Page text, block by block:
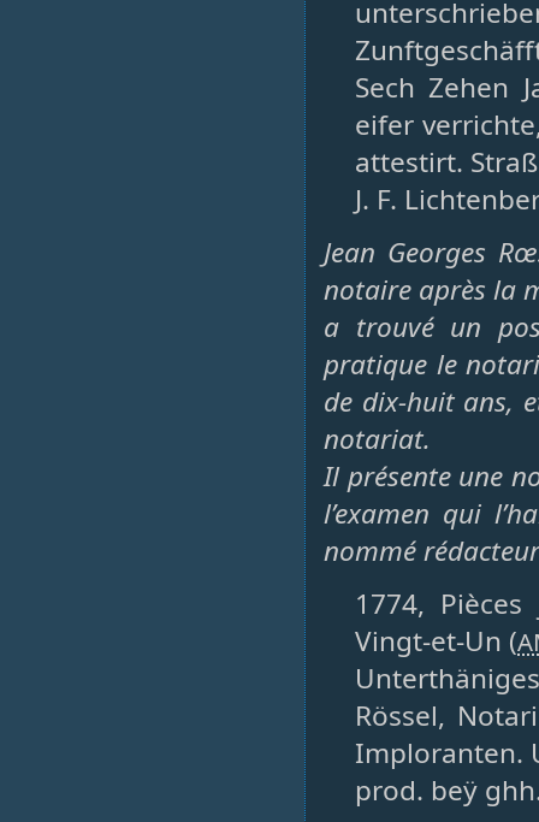
Sech Zehen
eifer
attestirt.
J. F.
Jean Georges
notaire après la
a trouvé un
pratique le
de dix-huit ans,
notariat.
Il présente une
l’examen qui
nommé
1774,
Vingt-et-Un (
Rössel,
Imploranten.
prod. beÿ